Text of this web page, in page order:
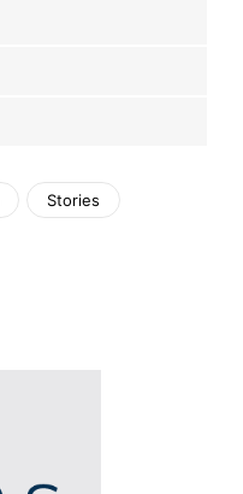
Stories